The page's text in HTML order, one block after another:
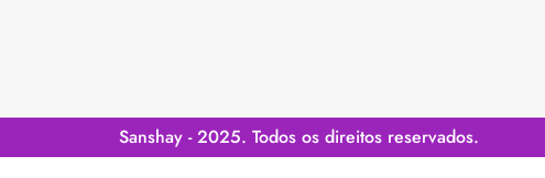
Sanshay - 2025. Todos os direitos reservados.